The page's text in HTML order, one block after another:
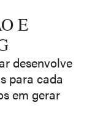
E
desenvolve
para cada
em gerar